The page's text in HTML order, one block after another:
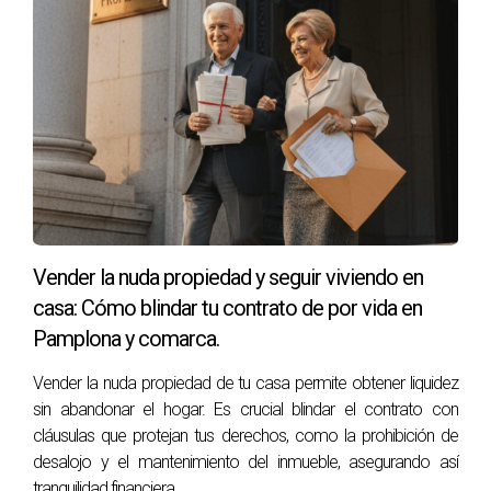
resultado, no solo atrajo múltiples ofertas, sino
que también vendió su propiedad por un 15% más
de lo que esperaba.
Otra historia proviene de un apartamento en el
casco histórico de Pamplona, donde se añadió un
moderno jardín vertical en la terraza. Esto no solo
captó la atención de posibles compradores, sino
que también aumentó el precio final de venta en
un 12%.
Finalmente, un caso evidente fue el de una casa
reparaciones, como el cambio de la puerta
principal y la inclusión de iluminación exterior.
Esta atención al detalle resultó en una venta
rápida y a un precio superior al del mercado.
Vender la nuda propiedad y seguir viviendo en
casa: Cómo blindar tu contrato de por vida en
Pamplona y comarca.
Vender la nuda propiedad de tu casa permite obtener liquidez
sin abandonar el hogar. Es crucial blindar el contrato con
cláusulas que protejan tus derechos, como la prohibición de
desalojo y el mantenimiento del inmueble, asegurando así